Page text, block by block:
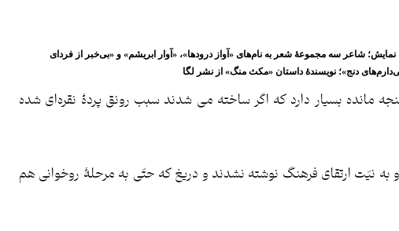
نمایش؛ شاعر سه مجموعۀ شعر به نام‌های «آواز درود‌ها»، «آوار ابریشم» و «بی‌خبر از فردای
دنج»؛ نویسندۀ داستان «مکث منگ»از نشر لگا
مانده بسیار دارد که اگر ساخته می شدند سبب رونق پردۀ نقره‌ای شده
به نیّت ارتقای فرهنگ نوشته نشدند و دریغ که حتّی به مرحلۀ روخوانی هم